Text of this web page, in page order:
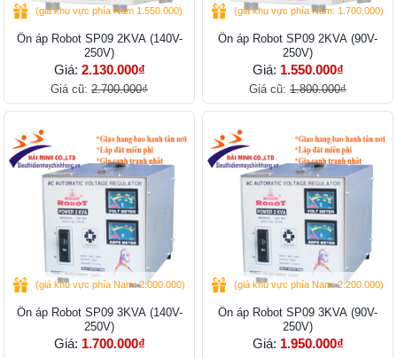
(giá khu vực phía Nam 1.550.000)
Ổn áp Robot SP09 2KVA (140V-
250V)
Giá: 2.130.000₫
Giá cũ: 2.700.000₫
(giá khu vực phía Nam: 1.700.000)
Ổn áp Robot SP09 2KVA (90V-
250V)
Giá: 1.550.000₫
Giá cũ: 1.800.000₫
(giá khu vực phía Nam: 2.000.000)
Ổn áp Robot SP09 3KVA (140V-
250V)
Giá: 1.700.000₫
(giá khu vực phía Nam: 2.200.000)
Ổn áp Robot SP09 3KVA (90V-
250V)
Giá: 1.950.000₫